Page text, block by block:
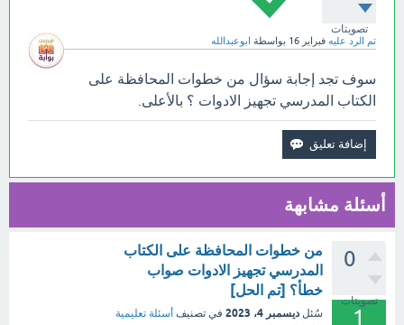
تصويتات
تم الرد عليه فبراير 16 بواسطة ابوعبدالله
سوف تجد إجابة سؤال من خطوات المحافظة على
الكتاب المدرسي تجهيز الادوات ؟ بالأعلى.
أسئلة مشابهة
0
تصويتات
1
من خطوات المحافظة على الكتاب
المدرسي تجهيز الادوات صواب
خطأ؟ [تم الحل]
سُئل ديسمبر 4، 2023 في تصنيف أسئلة تعليمية